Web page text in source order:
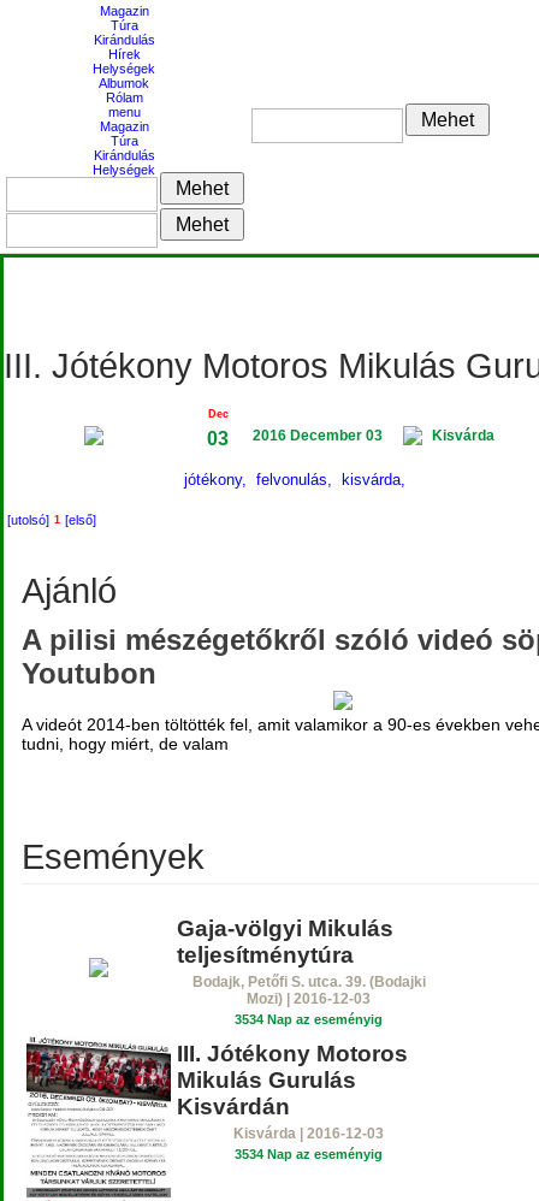
Magazin
Túra
Kirándulás
Hírek
Helységek
Albumok
Rólam
menu
Magazin
Túra
Kirándulás
Helységek
III. Jótékony Motoros Mikulás
Dec
03 2016 December 03 Kisvárda
jótékony, felvonulás, kisvárda,
[utolsó] 1 [első]
Ajánló
A pilisi mészégetőkről szóló videó
Youtubon
A videót 2014-ben töltötték fel, amit valamikor a 90-es években
tudni, hogy miért, de valam
Események
Gaja-völgyi Mikulás
teljesítménytúra
Bodajk, Petőfi S. utca. 39. (Bodajki
Mozi) | 2016-12-03
3534 Nap az eseményig
III. Jótékony Motoros
Mikulás Gurulás
Kisvárdán
Kisvárda | 2016-12-03
3534 Nap az eseményig